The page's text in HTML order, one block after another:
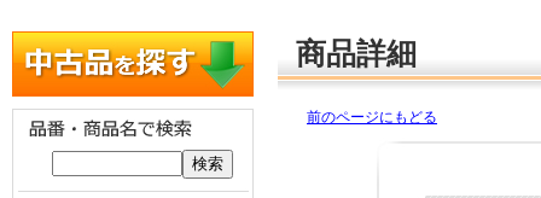
商品詳細
前のページにもどる